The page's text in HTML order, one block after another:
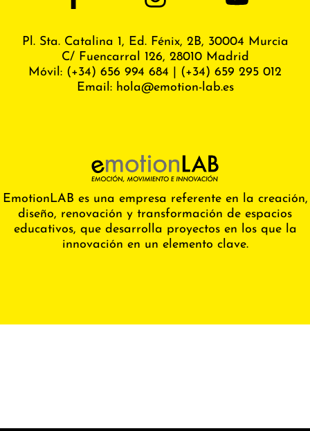
EmotionLAB es una empresa referente en la creación,
diseño, renovación y transformación de espacios
educativos, que desarrolla proyectos en los que la
innovación en un elemento clave.
Pl. Sta. Catalina 1, Ed. Fénix, 2B, 30004 Murcia
C/ Fuencarral 126, 28010 Madrid
Móvil: (+34) 656 994 684
(+34) 659 295 012
Email: hola@emotion-lab.es